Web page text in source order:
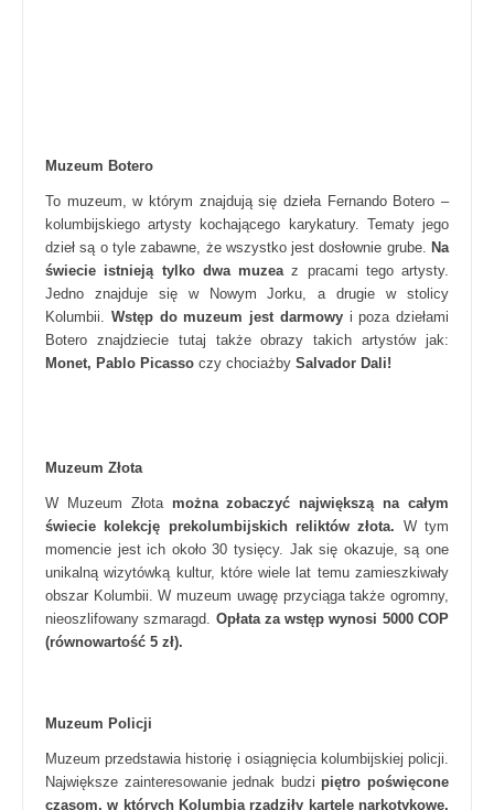
Muzeum Botero
To muzeum, w którym znajdują się dzieła Fernando Botero –
kolumbijskiego artysty kochającego karykatury. Tematy jego
dzieł są o tyle zabawne, że wszystko jest dosłownie grube. Na
świecie istnieją tylko dwa muzeaz pracami tego artysty.
Jedno znajduje się w Nowym Jorku, a drugie w stolicy
Kolumbii. Wstęp do muzeum jest darmowyi poza dziełami
Botero znajdziecie tutaj także obrazy takich artystów jak:
Monet, Pablo Picasso czy chociażby Salvador Dali!
Muzeum Złota
W Muzeum Złota można zobaczyć największą na całym
świecie kolekcję prekolumbijskich reliktów złota. W tym
momencie jest ich około 30 tysięcy. Jak się okazuje, są one
unikalną wizytówką kultur, które wiele lat temu zamieszkiwały
obszar Kolumbii. W muzeum uwagę przyciąga także ogromny,
nieoszlifowany szmaragd. Opłata za wstęp wynosi 5000 COP
(równowartość 5 zł).
Muzeum Policji
Muzeum przedstawia historię i osiągnięcia kolumbijskiej policji.
Największe zainteresowanie jednak budzi piętro poświęcone
czasom, w których Kolumbią rządziły kartele narkotykowe,